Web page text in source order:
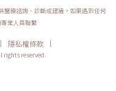
而異，局部治療單次大約需要
萬到2萬之間。非汽化式飛梭
輪探頭輕輕滾動在皮膚上，將
皮，術後恢復期非常短，通常
治療不僅能改善痘疤，還對皮
飛梭雷射的治療費用，全臉大
醫療諮詢、診斷或建議。如果遇到任何
業人員聯繫
| 隱私權條款
|
rights reserved.